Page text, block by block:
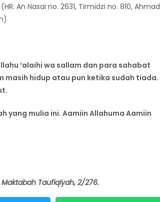
An Nasai no. 2631, Tirmidzi no. 810, Ahmad
‘alaihi wa sallam dan para sahabat
masih hidup atau pun ketika sudah tiada.
yang mulia ini. Aamiin Allahuma Aamiin
Taufiqiyah, 2/276.